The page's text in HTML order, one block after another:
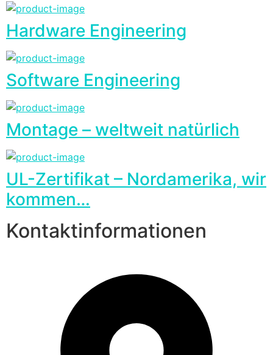
Hardware Engineering
Software Engineering
Montage – weltweit natürlich
UL-Zertifikat – Nordamerika, wir
kommen…
Kontaktinformationen